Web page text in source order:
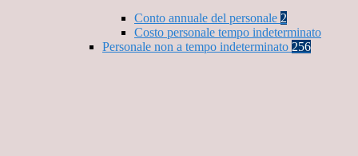
Conto annuale del personale 2
Costo personale tempo indeterminato
Personale non a tempo indeterminato 256